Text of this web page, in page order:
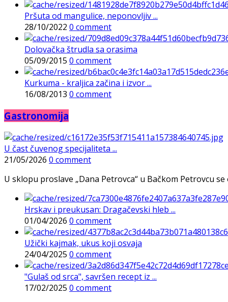
Pršuta od mangulice, neponovljiv ...
28/10/2022 0 comment
Dolovačka štrudla sa orasima
05/09/2015 0 comment
Kurkuma - kraljica začina i izvor ...
16/08/2013 0 comment
Gastronomija
U čast čuvenog specijaliteta ...
21/05/2026 0 comment
U sklopu proslave „Dana Petrovca“ u Bačkom Petrovcu
Hrskav i preukusan: Dragačevski hleb ...
01/04/2026 0 comment
Užički kajmak, ukus koji osvaja
24/04/2025 0 comment
"Gulaš od srca", savršen recept iz ...
17/02/2025 0 comment